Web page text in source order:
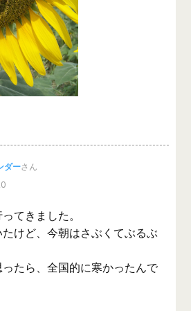
ダーさん
てきました。
けど、今朝はさぶくてぶるぶ
たら、全国的に寒かったんで